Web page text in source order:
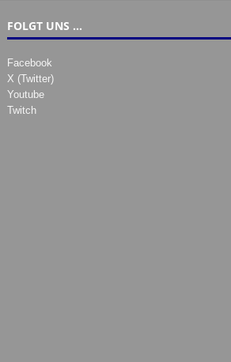
FOLGT UNS …
Facebook
X (Twitter)
Youtube
Twitch